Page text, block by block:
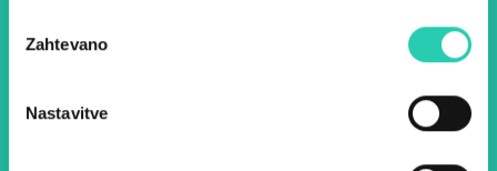
soglasja
Zahtevano
Nastavitve
Ime *